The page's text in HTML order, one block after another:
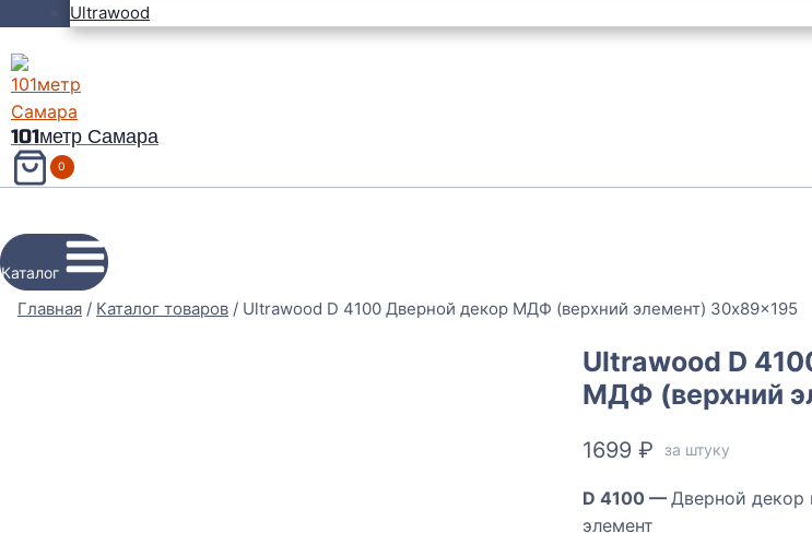
Ultrawood
101метр Самара
0
Каталог
Главная / Каталог товаров / Ultrawood D 4100 Дверной декор МДФ (верхний элемент) 30x89x195
Ultrawood D
МДФ (верхний
1699 ₽ за штуку
D 4100 — Дверной декор
элемент